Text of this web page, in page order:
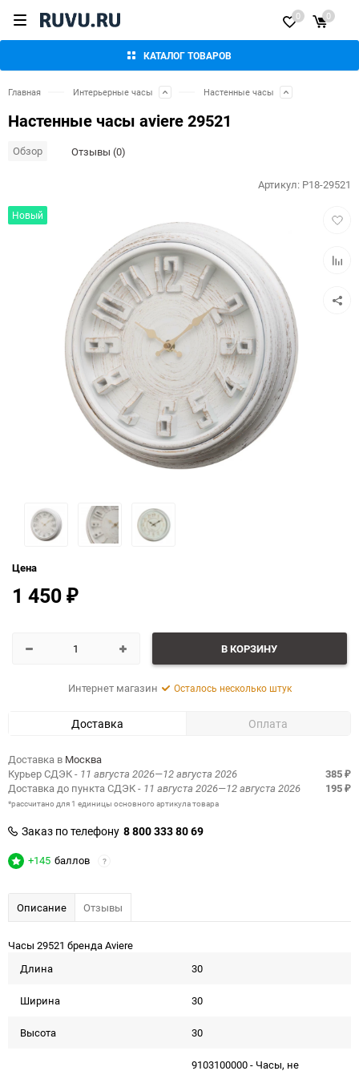
КАТАЛОГ ТОВАРОВ
0 0
Главная Интерьерные часы Настенные часы
Настенные часы aviere 29521
Обзор Отзывы (0)
Новый
Артикул: P18-29521
Цена
1 450 ₽
В КОРЗИНУ
Интернет магазин Осталось несколько штук
Доставка Оплата
Доставка в Москва
Курьер СДЭК- 11 августа 2026—12 августа 2026 385 ₽
Доставка до пункта СДЭК- 11 августа 2026—12 августа 2026 195 ₽
*рассчитано для 1 единицы основного артикула товара
Заказ по телефону 8 800 333 80 69
+145 баллов ?
Описание Отзывы
Часы 29521 бренда Aviere
Длина
30
Ширина 30
Высота 30
9103100000 - Часы, не